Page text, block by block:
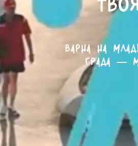
Варна на
града —